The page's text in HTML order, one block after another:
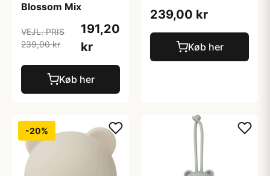
Blossom Mix
VEJL. PRIS
239,00 kr
191,20
kr
Køb her
239,00 kr
Køb her
-20%